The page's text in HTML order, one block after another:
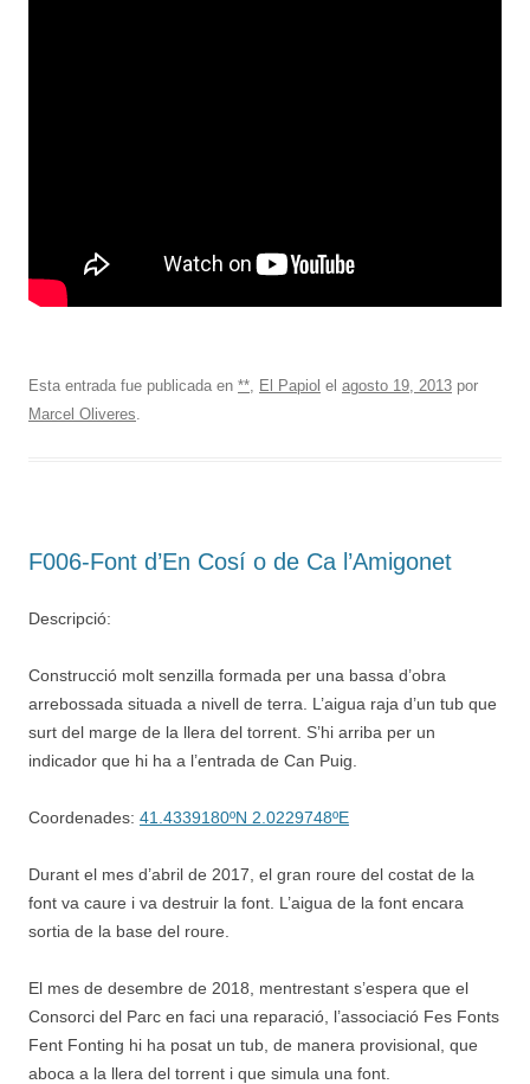
Esta entrada fue publicada en **, El Papiol el agosto 19, 2013 por
Marcel Oliveres.
F006-Font d’En Cosí o de Ca l’Amigonet
Descripció:
Construcció molt senzilla formada per una bassa d’obra
arrebossada situada a nivell de terra. L’aigua raja d’un tub que
surt del marge de la llera del torrent. S’hi arriba per un
indicador que hi ha a l’entrada de Can Puig.
Coordenades: 41.4339180ºN 2.0229748ºE
Durant el mes d’abril de 2017, el gran roure del costat de la
font va caure i va destruir la font. L’aigua de la font encara
sortia de la base del roure.
El mes de desembre de 2018, mentrestant s’espera que el
Consorci del Parc en faci una reparació, l’associació Fes Fonts
Fent Fonting hi ha posat un tub, de manera provisional, que
aboca a la llera del torrent i que simula una font.